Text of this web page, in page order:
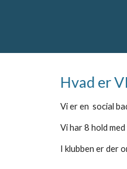
Hvad er
Vi er en social
Vi har 8 hold
I klubben er der